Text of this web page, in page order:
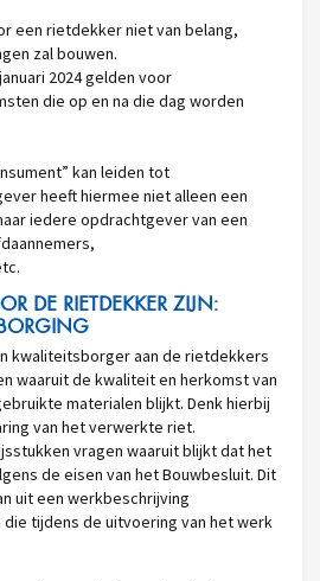
een rietdekker niet van belang,
zal bouwen.
2024 gelden voor
die op en na die dag worden
kan leiden tot
heeft hiermee niet alleen een
iedere opdrachtgever van een
DE RIETDEKKER ZIJN:
kwaliteitsborger aan de rietdekkers
waaruit de kwaliteit en herkomst van
materialen blijkt. Denk hierbij
van het verwerkte riet.
vragen waaruit blijkt dat het
de eisen van het Bouwbesluit. Dit
uit een werkbeschrijving
tijdens de uitvoering van het werk